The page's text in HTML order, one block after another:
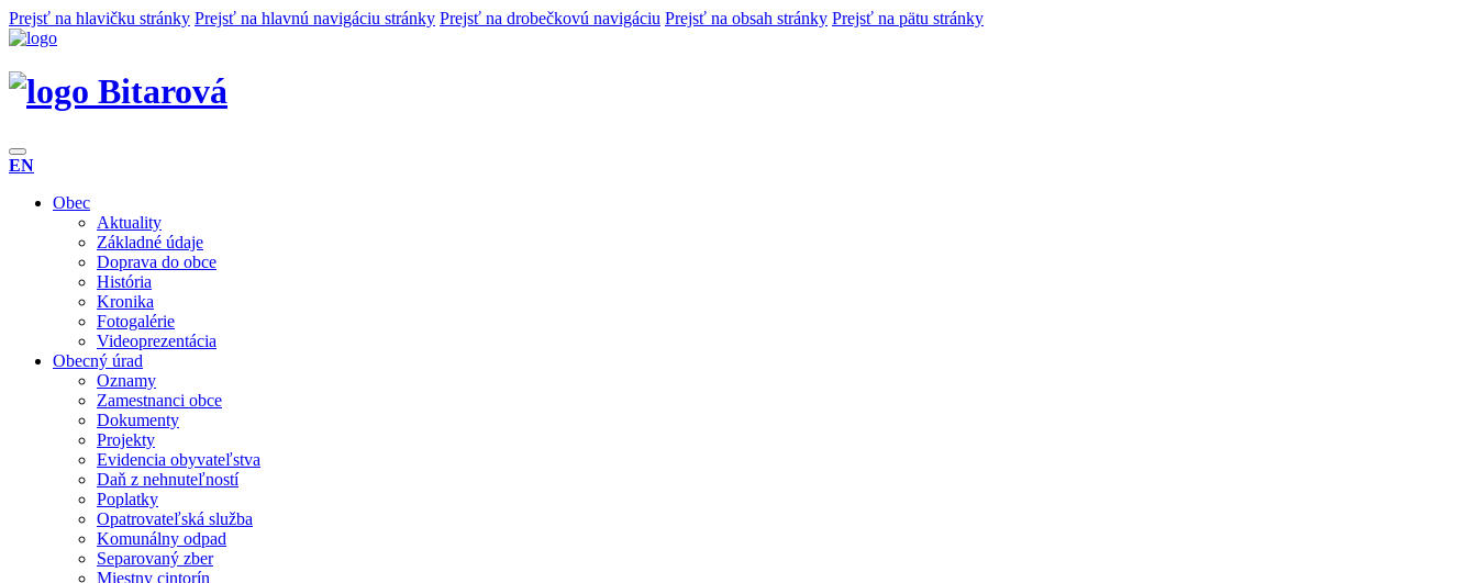
Prejsť na hlavičku stránky Prejsť na hlavnú navigáciu stránky Prejsť na drobečkovú navigáciu Prejsť na obsah stránky Prejsť na pätu stránky
Bitarová
EN
Obec
Aktuality
Základné údaje
Doprava do obce
História
Kronika
Fotogalérie
Videoprezentácia
Obecný úrad
Oznamy
Zamestnanci obce
Dokumenty
Projekty
Evidencia obyvateľstva
Daň z nehnuteľností
Poplatky
Opatrovateľská služba
Komunálny odpad
Separovaný zber
Miestny cintorín